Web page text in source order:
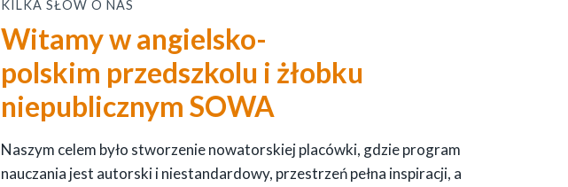
KILKA SŁÓW O NAS
Witamy wangielsko-
polskim przedszkolu i żłobku
niepublicznym SOWA
Naszym celem było stworzenie nowatorskiej placówki, gdzie program
nauczania jest autorski i niestandardowy, przestrzeń pełna inspiracji, a